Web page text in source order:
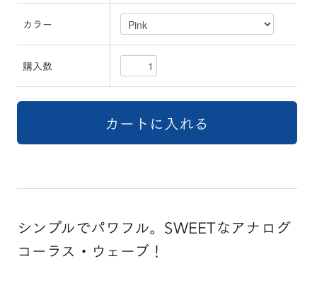
カラー
購入数
シンプルでパワフル。SWEETなアナログ
コーラス・ウェーブ！